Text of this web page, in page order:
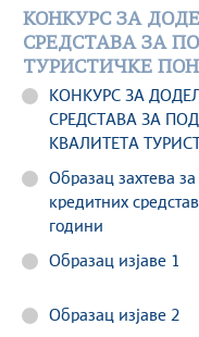
КОНКУРС ЗА
СРЕДСТАВА ЗА
ТУРИСТИЧКЕ
КОНКУРС ЗА
СРЕДСТАВА ЗА
КВАЛИТЕТА
Образац захтева
кредитних
години
Образац изјаве 1
Образац изјаве 2